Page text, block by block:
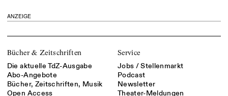
ANZEIGE
Bücher & Zeitschriften
Die aktuelle TdZ-Ausgabe
Abo-Angebote
Bücher, Zeitschriften, Musik
Open Access
Service
Jobs / Stellenmarkt
Podcast
Newsletter
Theater-Meldungen